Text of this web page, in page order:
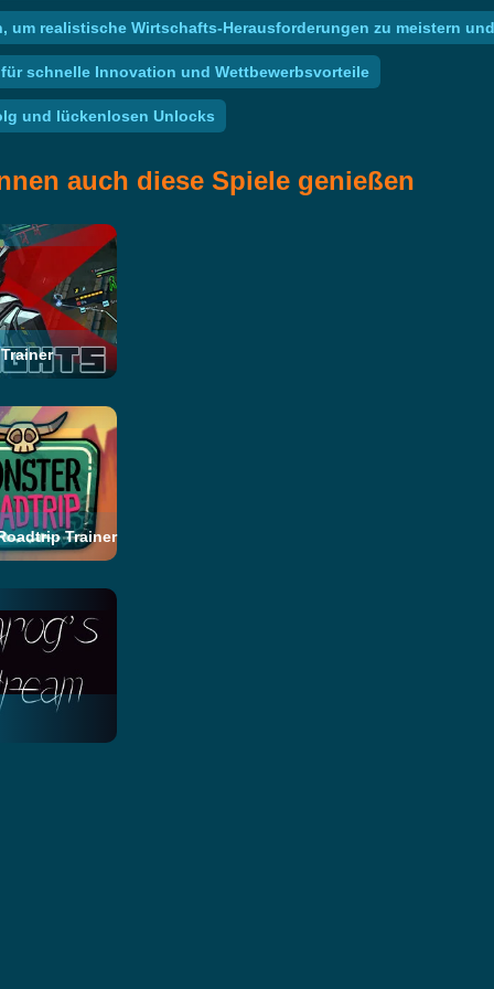
realistische Wirtschafts-Herausforderungen zu meistern
schnelle Innovation und Wettbewerbsvorteile
und lückenlosen Unlocks
auch diese Spiele genießen
Trainer